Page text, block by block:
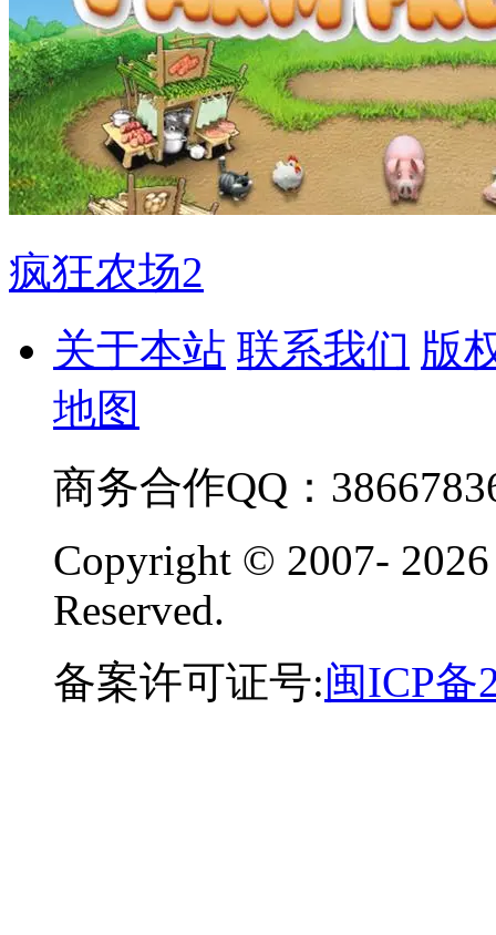
疯狂农场2
关于本站 联系我们 版
地图
商务合作QQ：
Copyright © 2007-
Reserved.
备案许可证号:闽ICP备